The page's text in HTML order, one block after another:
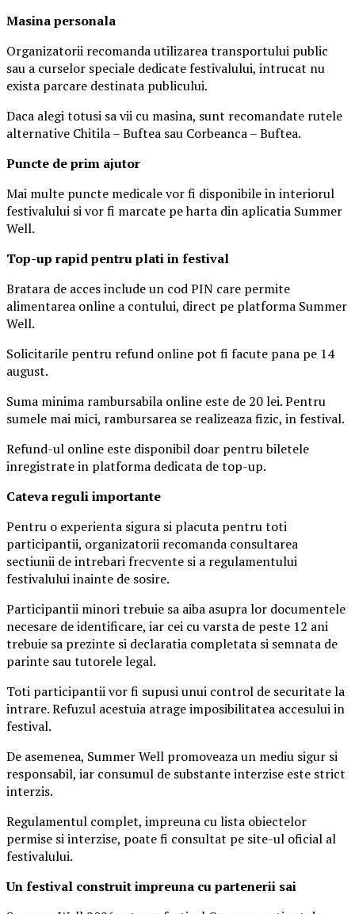
Masinapersonala
Organizatorii recomanda utilizarea transportului public
sau a curselor speciale dedicate festivalului, intrucat nu
exista parcare destinata publicului.
Daca alegi totusi sa vii cu masina, sunt recomandate rutele
alternative Chitila – Buftea sau Corbeanca – Buftea.
Puncte de prim ajutor
Mai multe puncte medicale vor fi disponibile in interiorul
festivalului si vor fi marcate pe harta din aplicatia Summer
Well.
Top-up rapid pentru plati in festival
Bratara de acces include un cod PIN care permite
alimentarea online a contului, direct pe platforma Summer
Well.
Solicitarile pentru refund online pot fi facute pana pe 14
august.
Suma minima rambursabila online este de 20 lei. Pentru
sumele mai mici, rambursarea se realizeaza fizic, in festival.
Refund-ul online este disponibil doar pentru biletele
inregistrate in platforma dedicata de top-up.
Cateva reguli importante
Pentru o experienta sigura si placuta pentru toti
participantii, organizatorii recomanda consultarea
sectiunii de intrebari frecvente si a regulamentului
festivalului inainte de sosire.
Participantii minori trebuie sa aiba asupra lor documentele
necesare de identificare, iar cei cu varsta de peste 12 ani
trebuie sa prezinte si declaratia completata si semnata de
parinte sau tutorele legal.
Toti participantii vor fi supusi unui control de securitate la
intrare. Refuzul acestuia atrage imposibilitatea accesului in
festival.
De asemenea, Summer Well promoveaza un mediu sigur si
responsabil, iar consumul de substante interzise este strict
interzis.
Regulamentul complet, impreuna cu lista obiectelor
permise si interzise, poate fi consultat pe site-ul oficial al
festivalului.
Un festival construitimpreuna cu partenerii sai